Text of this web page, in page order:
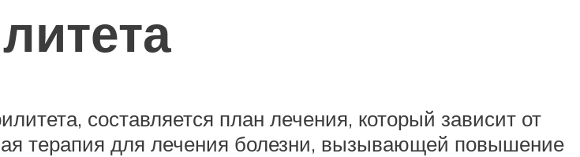
составляется план лечения, который зависит от
терапия для лечения болезни, вызывающей повышение